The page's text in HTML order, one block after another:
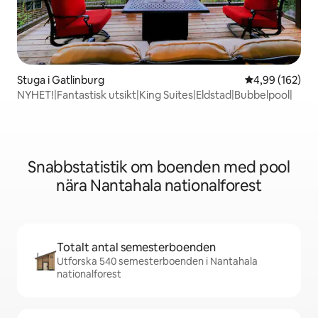
Stuga i Gatlinburg 4,99 av 5 i
4,99 (162)
NYHET!|Fantastisk utsikt|King Suites|Eldstad|Bubbelpool|
Snabbstatistik om boenden med pool
nära Nantahala nationalforest
Totalt antal semesterboenden
Utforska 540 semesterboenden i Nantahala
nationalforest